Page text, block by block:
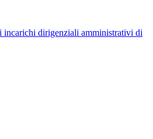
incarichi dirigenziali amministrativi di